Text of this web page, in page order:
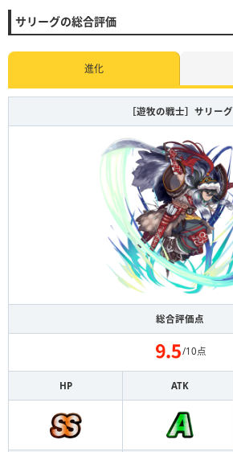
サリーグの総合評価
進化
［遊牧の戦士］サリーグ
総合評価点
/10点
HP ATK